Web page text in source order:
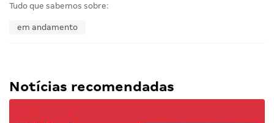
Tudo que sabemos sobre:
em andamento
Notícias recomendadas